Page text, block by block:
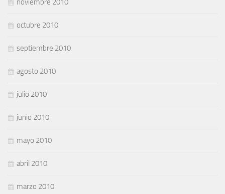
octubre 2010
septiembre 2010
agosto 2010
julio 2010
junio 2010
mayo 2010
abril 2010
marzo 2010